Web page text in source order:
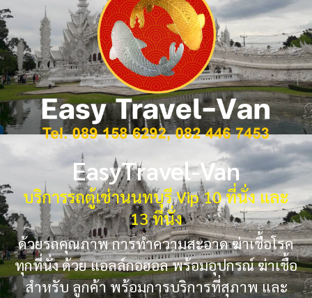
EasyTravel-Van
บริการรถตู้เช่านนทบุรี Vip 10 ที่นั่ง และ
13 ที่นั่ง
ด้วยรถคุณภาพ การทำความสะอาด ฆ่าเชื้อโรค
ทุกที่นั่ง ด้วย แอลล์กอฮอล พร้อมอุปกรณ์ ฆ่าเชื้อ
สำหรับ ลูกค้า พร้อมการบริการที่สุภาพ และ